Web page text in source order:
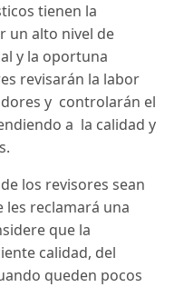
tienen la
un alto nivel de
y la oportuna
revisarán la labor
y controlarán el
a la calidad y
los revisores sean
reclamará una
que la
calidad, del
queden pocos